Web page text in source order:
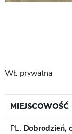
Wł. prywatna
MIEJSCOWOŚĆ
PL: Dobrodzień,